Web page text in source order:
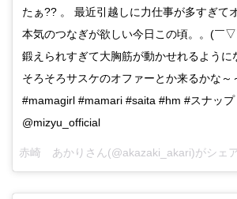
たぁ?? 。 最近引越しに力仕事が多すぎて
本気のつなぎが欲しい今日この頃。。(￣
鍛えられすぎて大胸筋が動かせれるよう
そろそろサスケのオファーとか来るかな～
#mamagirl #mamari #saita #hm #スナッ
@mizyu_official
赤崎 あかりさん(@akazaki_akari)がシェ